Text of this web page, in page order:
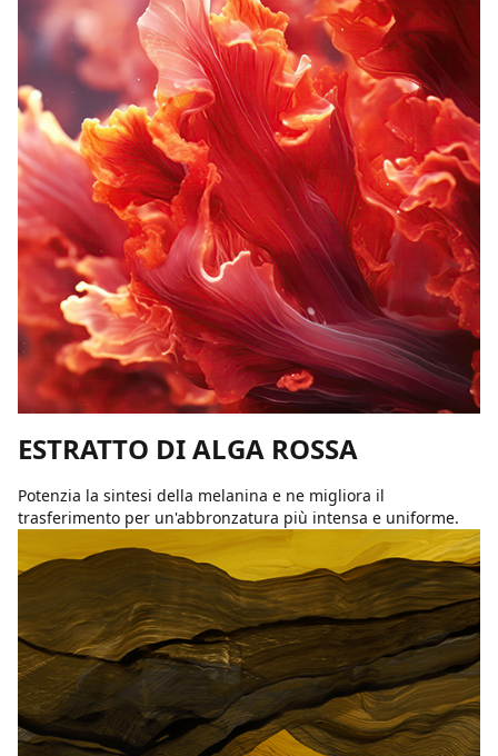
ESTRATTO DI ALGA ROSSA
Potenzia la sintesi della melanina e ne migliora il
trasferimento per un'abbronzatura più intensa e uniforme.